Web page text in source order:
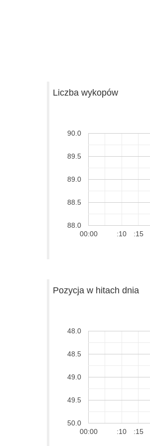
Liczba wykopów
00:00 :10 :15
88.0
88.5
89.0
89.5
90.0
Pozycja w hitach dnia
00:00 :10 :15
48.0
48.5
49.0
49.5
50.0